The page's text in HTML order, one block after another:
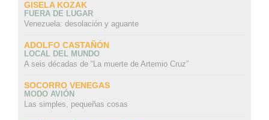
GISELA KOZAK
FUERA DE LUGAR
Venezuela: desolación y aguante
ADOLFO CASTAÑÓN
LOCAL DEL MUNDO
A seis décadas de “La muerte de Artemio Cruz”
SOCORRO VENEGAS
MODO AVIÓN
Las simples, pequeñas cosas